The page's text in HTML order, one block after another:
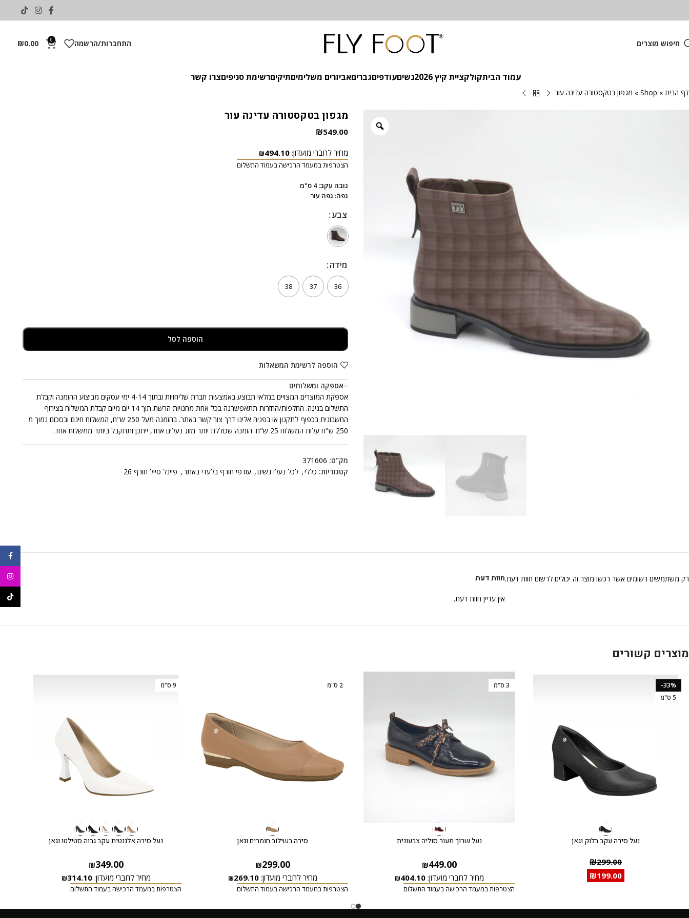
חיפוש מוצרים התחברות/הרשמה 0
₪0.00
עמוד הביתקולקציית קיץ 2026 נשיםעודפיםגבריםאביזרים משלימיםתיקיםרשימת סניפיםצרו קשר
דף הבית »
Shop
» מגפון בטקסטורה עדינה עור
מגפון בטקסטורה עדינה עור
₪549.00
מחיר לחברי מועדון: ₪494.10
הצטרפות במעמד הרכישה בעמוד התשלום
גובה עקב: 4 ס"מ
גפה: גפה עור
צבע
צבע
מידה
מידה
36
37
38
הוספה לסל
הוספה לרשימת המשאלות
אספקה ומשלוחים
אספקת המוצרים המצויים במלאי תבוצע באמצעות חברת שליחויות ובתוך 4-14 ימי עסקים מביצוע ההזמנה וקבלת
התשלום בגינה. החלפות/החזרות תתאפשרנה בכל אחת מחנויות הרשת תוך 14 יום מיום קבלת המשלוח בצירוף
החשבונית בכפוף לתקנון או בפניה אלינו דרך צור קשר באתר. בהזמנה מעל 250 ש"ח, המשלוח חינם ובסכום נמוך מ
250 ש"ח עלות המשלוח 25 ש"ח. הזמנה שכוללת יותר מזוג נעלים אחד, ייתכן ותתקבל ביותר ממשלוח אחד.
מק"ט: 371606
קטגוריות: כללי, לכל נעלי נשים, עודפי חורף בלעדי באתר, פיינל סייל חורף 26
חוות דעת
אין עדיין חוות דעת.
רק משתמשים רשומים אשר רכשו מוצר זה יכולים לרשום חוות דעת.
מוצרים קשורים
-33%
5 ס"מ
נעל סירה עקב בלוק וגאן
₪299.00
₪199.00
3 ס"מ
נעל שרוך מעור סוליה צבעונית
₪449.00
מחיר לחברי מועדון: ₪404.10
הצטרפות במעמד הרכישה בעמוד התשלום
2 ס"מ
סירה בשילוב חומרים וגאן
₪299.00
מחיר לחברי מועדון: ₪269.10
הצטרפות במעמד הרכישה בעמוד התשלום
9 ס"מ
נעל סירה אלגנטית עקב גבוה סטילטו וגאן
₪349.00
מחיר לחברי מועדון: ₪314.10
הצטרפות במעמד הרכישה בעמוד התשלום